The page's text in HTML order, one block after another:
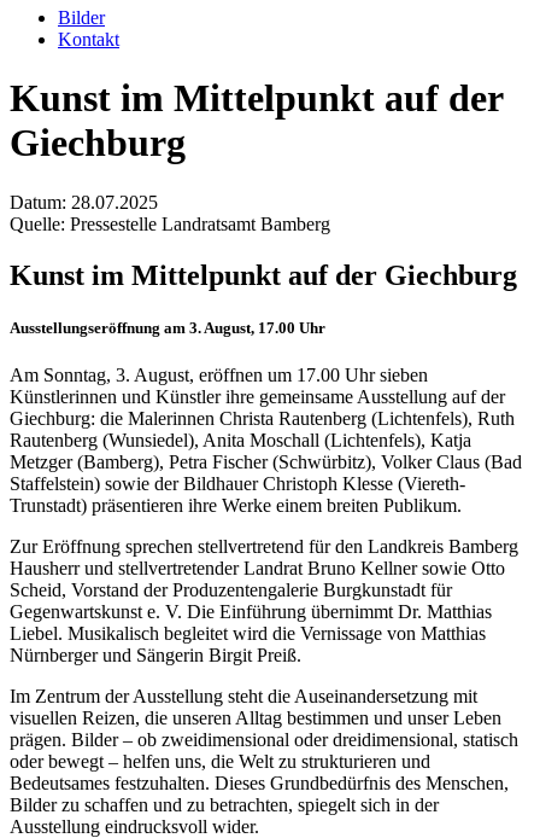
Bilder
Kontakt
Kunst im Mittelpunkt auf der
Giechburg
Datum: 28.07.2025
Quelle: Pressestelle Landratsamt Bamberg
Kunst im Mittelpunkt auf der Giechburg
Ausstellungseröffnung am 3. August, 17.00 Uhr
Am Sonntag, 3. August, eröffnen um 17.00 Uhr sieben
Künstlerinnen und Künstler ihre gemeinsame Ausstellung auf der
Giechburg: die Malerinnen Christa Rautenberg (Lichtenfels), Ruth
Rautenberg (Wunsiedel), Anita Moschall (Lichtenfels), Katja
Metzger (Bamberg), Petra Fischer (Schwürbitz), Volker Claus (Bad
Staffelstein) sowie der Bildhauer Christoph Klesse (Viereth-
Trunstadt) präsentieren ihre Werke einem breiten Publikum.
Zur Eröffnung sprechen stellvertretend für den Landkreis Bamberg
Hausherr und stellvertretender Landrat Bruno Kellner sowie Otto
Scheid, Vorstand der Produzentengalerie Burgkunstadt für
Gegenwartskunst e. V. Die Einführung übernimmt Dr. Matthias
Liebel. Musikalisch begleitet wird die Vernissage von Matthias
Nürnberger und Sängerin Birgit Preiß.
Im Zentrum der Ausstellung steht die Auseinandersetzung mit
visuellen Reizen, die unseren Alltag bestimmen und unser Leben
prägen. Bilder – ob zweidimensional oder dreidimensional, statisch
oder bewegt – helfen uns, die Welt zu strukturieren und
Bedeutsames festzuhalten. Dieses Grundbedürfnis des Menschen,
Bilder zu schaffen und zu betrachten, spiegelt sich in der
Ausstellung eindrucksvoll wider.